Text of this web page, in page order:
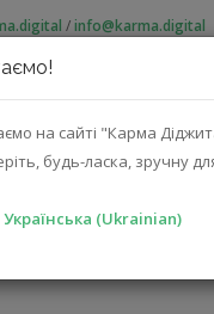
на сайті "Карма
будь-ласка, зручну
Українська (Ukrainian)
/info@karma.digital